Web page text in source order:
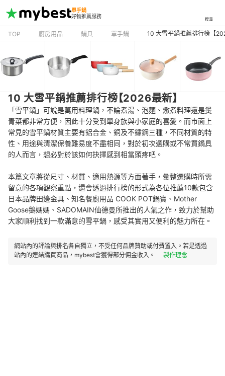
單手鍋
好物推薦服務
搜尋
TOP 廚房用品 鍋具 單手鍋 10 大雪平鍋推薦排行榜【
10 大雪平鍋推薦排行榜【2026最新】
「雪平鍋」可說是萬用料理鍋，不論煮湯、泡麵、燉煮料理還是燙
青菜都非常方便，因此十分受到單身族與小家庭的喜愛。而市面上
常見的雪平鍋材質主要有鋁合金、銅及不鏽鋼三種，不同材質的特
性、用途與清潔保養難易度不盡相同，對於初次選購或不常買鍋具
的人而言，想必對於該如何抉擇感到相當頭疼吧。
本篇文章將從尺寸、材質、適用熱源等方面著手，彙整選購時所需
留意的各項觀察重點，還會透過排行榜的形式為各位推薦10款包含
日本品牌田邊金具、知名餐廚用品 COOK POT鍋寶、Mother
Goose鵝媽媽、SADOMAIN仙德曼所推出的人氣之作，致力於幫助
大家順利找到一款滿意的雪平鍋，感受其實用又便利的魅力所在。
網站內的評論與排名各自獨立，不受任何品牌贊助或付費置入。若是透過
站內的連結購買商品，mybest會獲得部分佣金收入。
製作理念